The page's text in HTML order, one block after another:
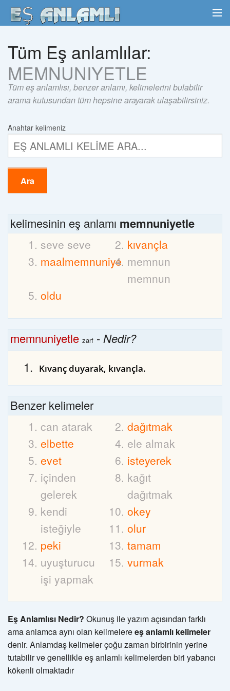
Tüm Eş anlamlılar:
MEMNUNIYETLE
Tüm eş anlamlısı, benzer anlamı, kelimelerini bulabilir
arama kutusundan tüm hepsine arayarak ulaşabilirsiniz.
Anahtar kelimeniz
Ara
kelimesinin eş anlamı memnuniyetle
seve seve
kıvançla
maalmemnuniye memnun
memnun
oldu
memnuniyetle zarf -Nedir?
Kıvanç duyarak, kıvançla.
Benzer kelimeler
can atarak
dağıtmak
elbette
ele almak
evet
isteyerek
içinden
gelerek
kağıt
dağıtmak
kendi
isteğiyle
okey
olur
peki
tamam
uyuşturucu
işi yapmak
vurmak
Eş Anlamlısı Nedir? Okunuş ile yazım açısından farklı
ama anlamca aynı olan kelimelereeş anlamlı kelimeler
denir. Anlamdaş kelimeler çoğu zaman birbirinin yerine
tutabilir ve genellikle eş anlamlı kelimelerden biri yabancı
kökenli olmaktadır